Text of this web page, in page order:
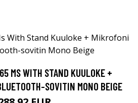
MS WITH STAND KUULOKE +
SOVITIN MONO BEIGE